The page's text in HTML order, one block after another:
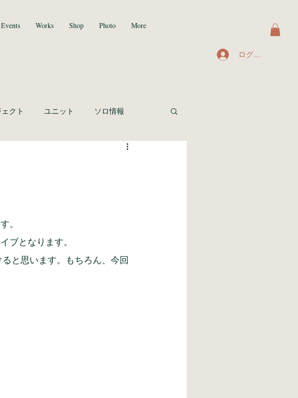
Events Works Shop Photo More
ログイン
クト ユニット ソロ情報
。
ブとなります。
と思います。もちろん、今回